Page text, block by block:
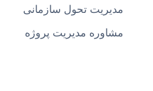
مدیریت تحول سازمانی
مشاوره مدیریت پروژه